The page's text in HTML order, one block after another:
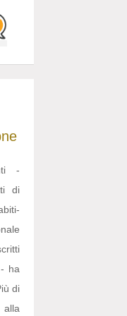
-
di
ha
di